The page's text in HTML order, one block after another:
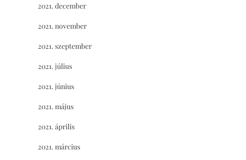
2021. december
2021. november
2021. szeptember
2021. július
2021. június
2021. május
2021. április
2021. március